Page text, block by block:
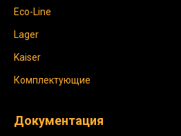
Eco-Line
Lager
Kaiser
Комплектующие
Документация